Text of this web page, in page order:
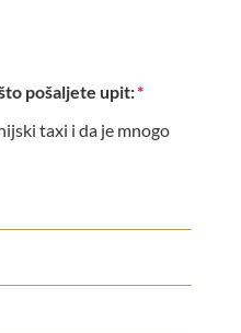
pošaljete upit:
taxi i da je mnogo